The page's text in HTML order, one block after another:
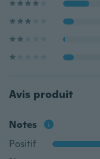
Avis produit
Notes
Positif